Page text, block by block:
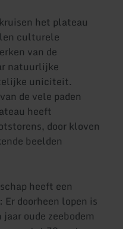
het plateau
culturele
van de
natuurlijke
uniciteit.
de vele paden
heeft
door kloven
beelden
heeft een
doorheen lopen is
oude zeebodem